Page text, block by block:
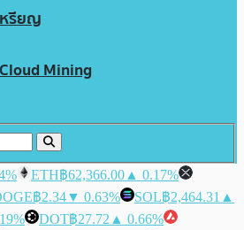
หรียญ
Mining
ETH฿62,366.00 ▲ 0.17%
฿2.34▼ 0.63% SOL฿2,464.31 ▲
DOT฿27.72 ▲ 0.66%